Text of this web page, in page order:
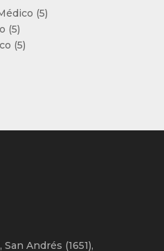
55
55
productos
55
Andrés (1651),